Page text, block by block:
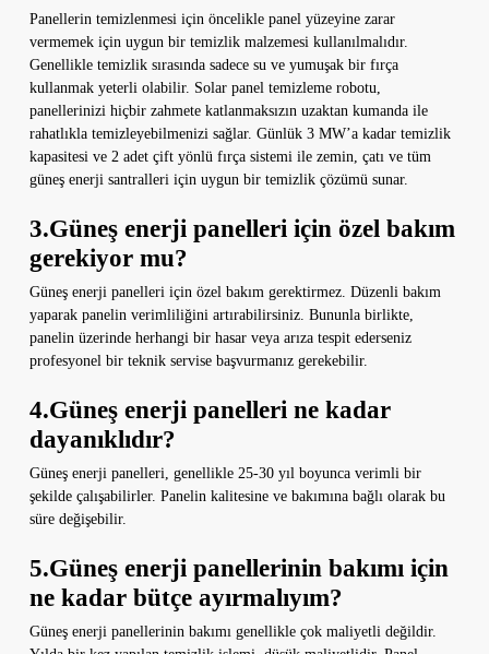
Panellerin temizlenmesi için öncelikle panel yüzeyine zarar
vermemek için uygun bir temizlik malzemesi kullanılmalıdır.
Genellikle temizlik sırasında sadece su ve yumuşak bir fırça
kullanmak yeterli olabilir. Solar panel temizleme robotu,
panellerinizi hiçbir zahmete katlanmaksızın uzaktan kumanda ile
rahatlıkla temizleyebilmenizi sağlar. Günlük 3 MW’a kadar temizlik
kapasitesi ve 2 adet çift yönlü fırça sistemi ile zemin, çatı ve tüm
güneş enerji santralleri için uygun bir temizlik çözümü sunar.
3.Güneş enerji panelleri için özel bakım
gerekiyor mu?
Güneş enerji panelleri için özel bakım gerektirmez. Düzenli bakım
yaparak panelin verimliliğini artırabilirsiniz. Bununla birlikte,
panelin üzerinde herhangi bir hasar veya arıza tespit ederseniz
profesyonel bir teknik servise başvurmanız gerekebilir.
4.Güneş enerji panelleri ne kadar
dayanıklıdır?
Güneş enerji panelleri, genellikle 25-30 yıl boyunca verimli bir
şekilde çalışabilirler. Panelin kalitesine ve bakımına bağlı olarak bu
süre değişebilir.
5.Güneş enerji panellerinin bakımı için
ne kadar bütçe ayırmalıyım?
Güneş enerji panellerinin bakımı genellikle çok maliyetli değildir.